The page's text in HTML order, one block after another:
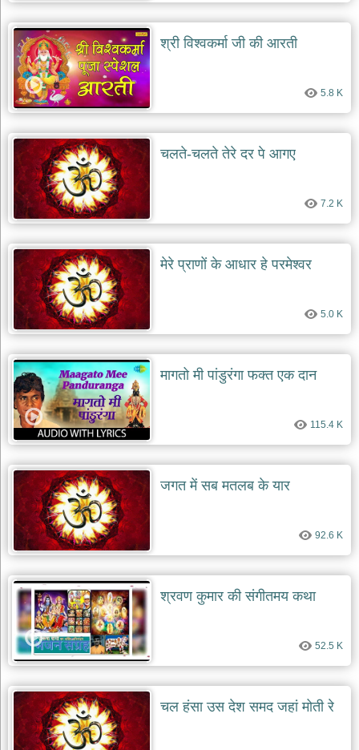
bhajans
श्री विश्वकर्मा जी की आरती
5.8 K
चलते-चलते तेरे दर पे आगए
7.2 K
मेरे प्राणों के आधार हे परमेश्वर
5.0 K
मागतो मी पांडुरंगा फक्त एक दान
115.4 K
जगत में सब मतलब के यार
92.6 K
श्रवण कुमार की संगीतमय कथा
52.5 K
चल हंसा उस देश समद जहां मोती रे